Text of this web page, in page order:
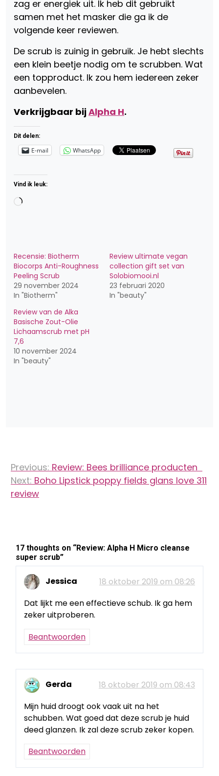
zag er energiek uit. Ik heb dit gebruikt
samen met het masker die ga ik de
volgende keer reviewen.
De scrub is zuinig in gebruik. Je hebt slechts
een klein beetje nodig om te scrubben. Wat
een topproduct. Ik zou hem iedereen zeker
aanbevelen.
Verkrijgbaar bijAlpha H.
Dit delen:
E-mail WhatsApp
Vind ik leuk:
Aan
Recensie: Biotherm
Biocorps Anti-Roughness
Peeling Scrub
29 november 2024
In "Biotherm"
Review ultimate vegan
collection gift set van
Solobiomooi.nl
23 februari 2020
In "beauty"
Review van de Alka
Basische Zout-Olie
Lichaamscrub met pH
7,6
10 november 2024
In "beauty"
navigatie
Previous: Review: Bees brilliance producten
Next: Boho Lipstick poppy fields glans love 311
review
17 thoughts on “Review: Alpha H Micro cleanse
super scrub”
Jessica
18 oktober 2019 om 08:26
Dat lijkt me een effectieve schub. Ik ga hem
zeker uitproberen.
Beantwoorden
Gerda
18 oktober 2019 om 08:43
Mijn huid droogt ook vaak uit na het
schubben. Wat goed dat deze scrub je huid
deed glanzen. Ik zal deze scrub zeker kopen.
Beantwoorden